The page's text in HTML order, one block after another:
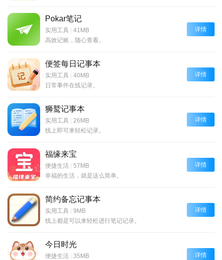
Pokar笔记
实用工具
41MB
高效记账，随心查看。
详情
便签每日记事本
实用工具
40MB
日常事件在线记录。
详情
狮鹫记事本
实用工具
26MB
线上即可来轻松记录。
详情
福缘来宝
便捷生活
57MB
幸福的生活，就是这么简单。
详情
简约备忘记事本
实用工具
9MB
线上都是可以来轻松进行笔记记录。
详情
今日时光
便捷生活
35MB
详情